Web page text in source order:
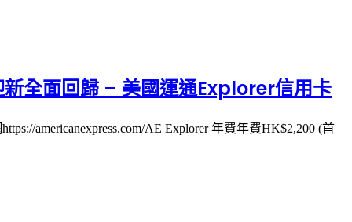
全面回歸 – 美國運通Explorer信用卡
americanexpress.com/AE Explorer 年費年費HK$2,200 (首